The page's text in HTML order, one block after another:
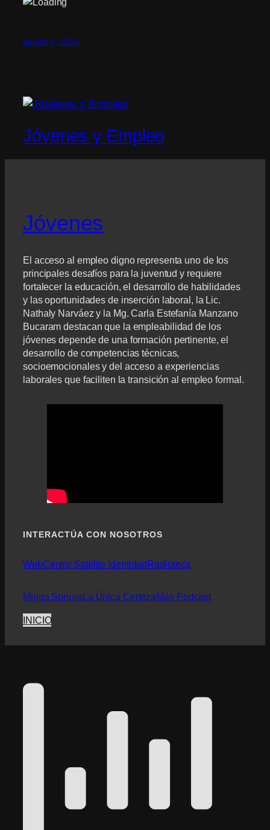
agosto 4, 2026
Jóvenes y Empleo
Jóvenes
El acceso al empleo digno representa uno de los
principales desafíos para la juventud y requiere
fortalecer la educación, el desarrollo de habilidades
y las oportunidades de inserción laboral, la Lic.
Nathaly Narváez y la Mg. Carla Estefanía Manzano
Bucaram destacan que la empleabilidad de los
jóvenes depende de una formación pertinente, el
desarrollo de competencias técnicas,
socioemocionales y del acceso a experiencias
laborales que faciliten la transición al empleo formal.
INTERACTÚA CON NOSOTROS
WebCentro Satélite IdentidadRadioteca
Minga Sonora La Única CertezaMás Podcast
INICIO